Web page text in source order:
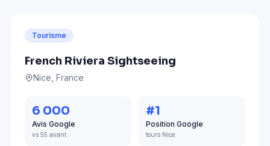
Tourisme
French Riviera Sightseeing
Nice, France
6 000
Avis Google
vs 55 avant
#1
Position Google
tours Nice